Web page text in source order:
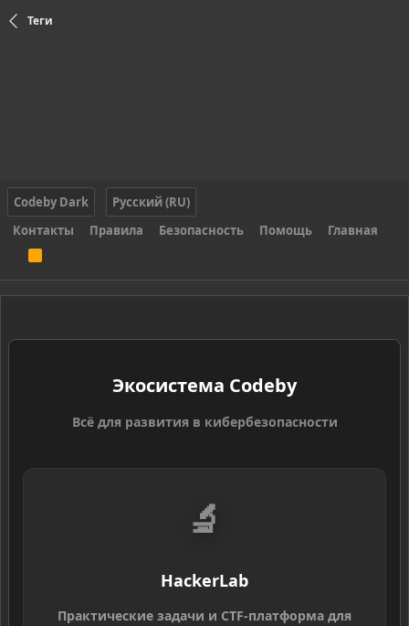
Теги
Codeby Dark
Русский (RU)
Контакты
Правила Безопасность Помощь Главная
S
Экосистема Codeby
Всё для развития в кибербезопасности
🔬
HackerLab
Практические задачи и CTF-платформа для